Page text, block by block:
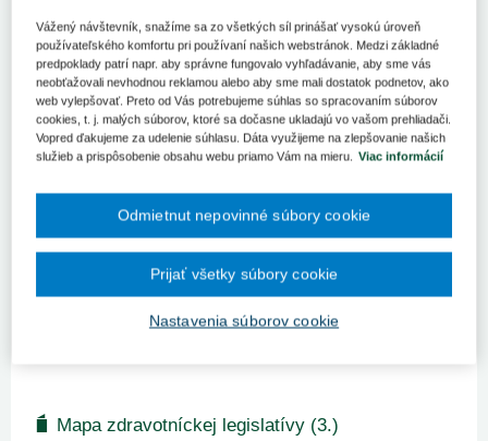
Financovanie
Legislatíva Liek Zdravotnícka pomôcka
Mapa zdravotníckej legislatívy (4.)
Základný právny rámec financovania zdravotnej starostlivosti je
tvorený zákonom č. 580/2004 Z.z. o zdravotnom poistení a o
zmene a doplnení zákona č. 95/2002 Z.z. o poisťovníctve a o
predpisov...
Kľúčové slová
Financovanie nákladnej liečby
Mapa zdravotníckej legislatívy (3.)
Vážený návštevník, snažíme sa zo všetkých síl prinášať vysokú úroveň
používateľského komfortu pri používaní našich webstránok. Medzi základné
predpoklady patrí napr. aby správne fungovalo vyhľadávanie, aby sme vás
neobťažovali nevhodnou reklamou alebo aby sme mali dostatok podnetov, ako
web vylepšovať. Preto od Vás potrebujeme súhlas so spracovaním súborov
cookies, t. j. malých súborov, ktoré sa dočasne ukladajú vo vašom prehliadači.
Vopred ďakujeme za udelenie súhlasu. Dáta využijeme na zlepšovanie našich
služieb a prispôsobenie obsahu webu priamo Vám na mieru. Viac informácií
Nastavenia súborov cookie
Odmietnut nepovinné súbory cookie
Prijať všetky súbory cookie